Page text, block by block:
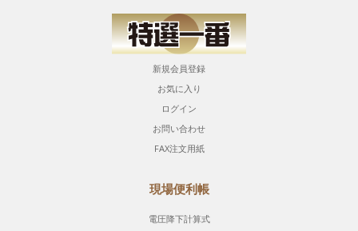
新規会員登録
お気に入り
ログイン
お問い合わせ
FAX注文用紙
現場便利帳
電圧降下計算式